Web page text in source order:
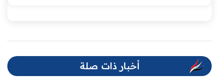
أخبار ذات صلة